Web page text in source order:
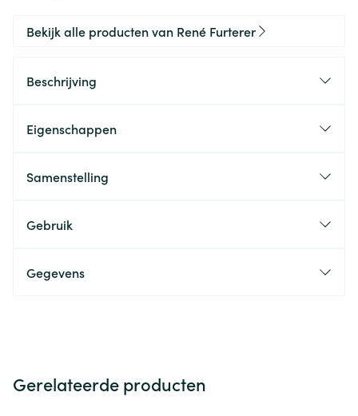
Bekijk alle producten van René Furterer
Beschrijving
Eigenschappen
Samenstelling
Gebruik
Gegevens
Gerelateerde producten